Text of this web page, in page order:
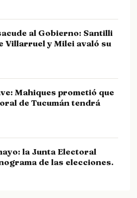
al Gobierno: Santilli
Villarruel y Milei avaló su
Mahiques prometió que
de Tucumán tendrá
la Junta Electoral
de las elecciones.